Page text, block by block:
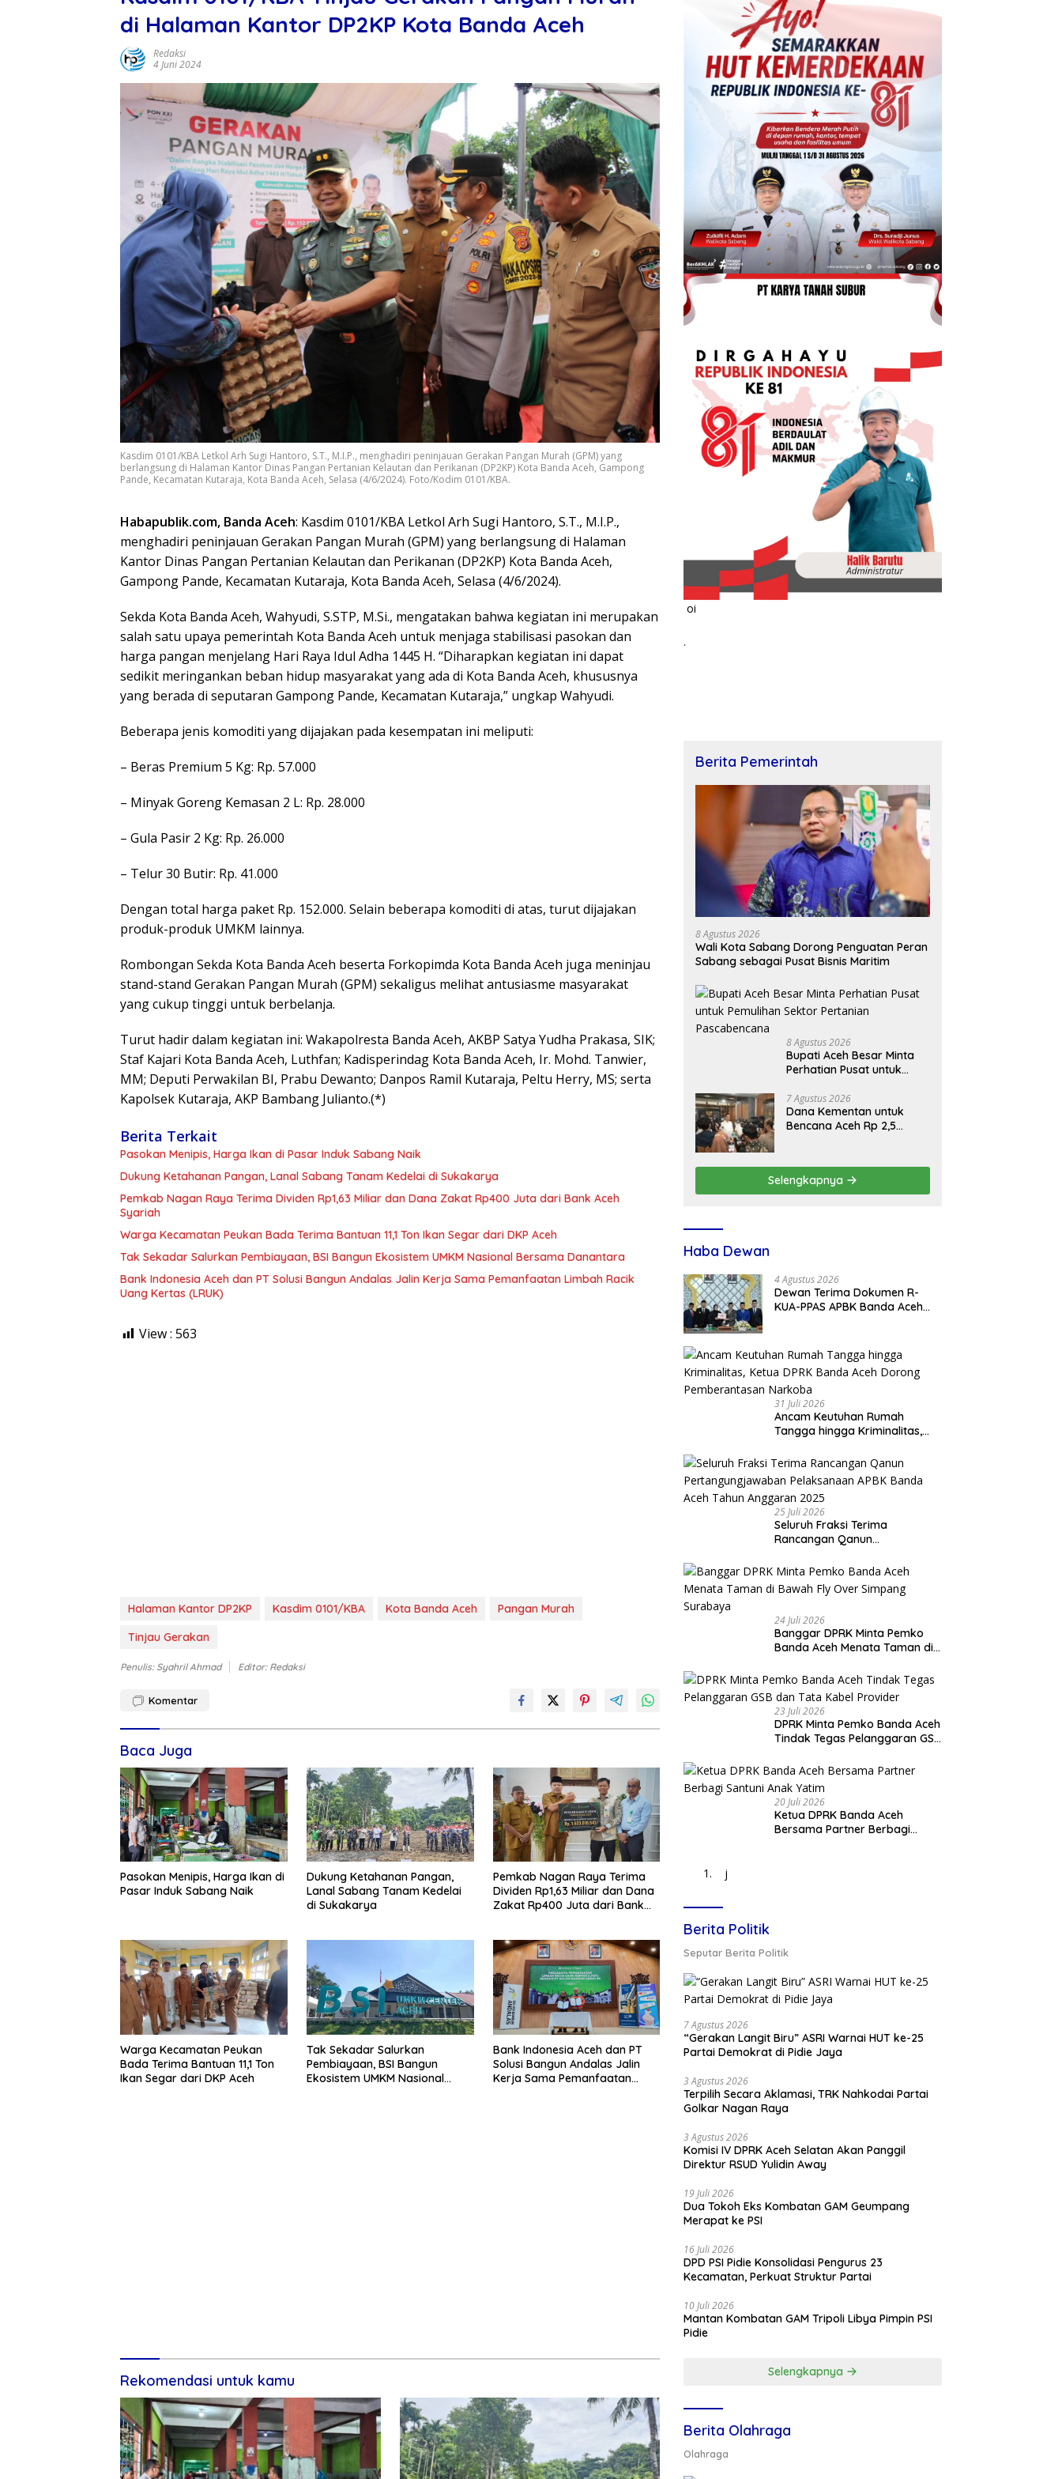
di Halaman Kantor DP2KP Kota Banda Aceh
Redaksi
4 Juni 2024
Kasdim 0101/KBA Letkol Arh Sugi Hantoro, S.T., M.I.P., menghadiri peninjauan Gerakan Pangan Murah (GPM) yang
berlangsung di Halaman Kantor Dinas Pangan Pertanian Kelautan dan Perikanan (DP2KP) Kota Banda Aceh, Gampong
Pande, Kecamatan Kutaraja, Kota Banda Aceh, Selasa (4/6/2024). Foto/Kodim 0101/KBA.
Habapublik.com, Banda Aceh: Kasdim 0101/KBA Letkol Arh Sugi Hantoro, S.T., M.I.P.,
menghadiri peninjauan Gerakan Pangan Murah (GPM) yang berlangsung di Halaman
Kantor Dinas Pangan Pertanian Kelautan dan Perikanan (DP2KP) Kota Banda Aceh,
Gampong Pande, Kecamatan Kutaraja, Kota Banda Aceh, Selasa (4/6/2024).
Sekda Kota Banda Aceh, Wahyudi, S.STP, M.Si., mengatakan bahwa kegiatan ini merupakan
salah satu upaya pemerintah Kota Banda Aceh untuk menjaga stabilisasi pasokan dan
harga pangan menjelang Hari Raya Idul Adha 1445 H. “Diharapkan kegiatan ini dapat
sedikit meringankan beban hidup masyarakat yang ada di Kota Banda Aceh, khususnya
yang berada di seputaran Gampong Pande, Kecamatan Kutaraja,” ungkap Wahyudi.
Beberapa jenis komoditi yang dijajakan pada kesempatan ini meliputi:
– Beras Premium 5 Kg: Rp. 57.000
– Minyak Goreng Kemasan 2 L: Rp. 28.000
– Gula Pasir 2 Kg: Rp. 26.000
– Telur 30 Butir: Rp. 41.000
Dengan total harga paket Rp. 152.000. Selain beberapa komoditi di atas, turut dijajakan
produk-produk UMKM lainnya.
Rombongan Sekda Kota Banda Aceh beserta Forkopimda Kota Banda Aceh juga meninjau
stand-stand Gerakan Pangan Murah (GPM) sekaligus melihat antusiasme masyarakat
yang cukup tinggi untuk berbelanja.
Turut hadir dalam kegiatan ini: Wakapolresta Banda Aceh, AKBP Satya Yudha Prakasa, SIK;
Staf Kajari Kota Banda Aceh, Luthfan; Kadisperindag Kota Banda Aceh, Ir. Mohd. Tanwier,
MM; Deputi Perwakilan BI, Prabu Dewanto; Danpos Ramil Kutaraja, Peltu Herry, MS; serta
Kapolsek Kutaraja, AKP Bambang Julianto.(*)
Berita Terkait
Pasokan Menipis, Harga Ikan di Pasar Induk Sabang Naik
Dukung Ketahanan Pangan, Lanal Sabang Tanam Kedelai di Sukakarya
Pemkab Nagan Raya Terima Dividen Rp1,63 Miliar dan Dana Zakat Rp400 Juta dari Bank Aceh
Syariah
Warga Kecamatan Peukan Bada Terima Bantuan 11,1 Ton Ikan Segar dari DKP Aceh
Tak Sekadar Salurkan Pembiayaan, BSI Bangun Ekosistem UMKM Nasional Bersama Danantara
Bank Indonesia Aceh dan PT Solusi Bangun Andalas Jalin Kerja Sama Pemanfaatan Limbah Racik
Uang Kertas (LRUK)
View : 563
Halaman Kantor DP2KP Kasdim 0101/KBA Kota Banda Aceh
Pangan Murah
Tinjau Gerakan
Penulis: Syahril Ahmad Editor: Redaksi
Komentar
Baca Juga
Pasokan Menipis, Harga Ikan di
Pasar Induk Sabang Naik
Dukung Ketahanan Pangan,
Lanal Sabang Tanam Kedelai
di Sukakarya
Pemkab Nagan Raya Terima
Dividen Rp1,63 Miliar dan Dana
Zakat Rp400 Juta dari Bank
Warga Kecamatan Peukan
Bada Terima Bantuan 11,1 Ton
Ikan Segar dari DKP Aceh
Tak Sekadar Salurkan
Pembiayaan, BSI Bangun
Ekosistem UMKM Nasional
Bank Indonesia Aceh dan PT
Solusi Bangun Andalas Jalin
Kerja Sama Pemanfaatan
Rekomendasi untuk kamu
oi
.
Berita Pemerintah
8 Agustus 2026
Wali Kota Sabang Dorong Penguatan Peran
Sabang sebagai Pusat Bisnis Maritim
8 Agustus 2026
Bupati Aceh Besar Minta
Perhatian Pusat untuk
Pertanian Pascabencana
7 Agustus 2026
Dana Kementan untuk
Bencana Aceh Rp 2,5
Selengkapnya
Haba Dewan
4 Agustus 2026
Dewan Terima Dokumen R-
KUA-PPAS APBK Banda Aceh
31 Juli 2026
Ancam Keutuhan Rumah
Tangga hingga Kriminalitas,
Dorong Pemberantasan
Narkoba
25 Juli 2026
Seluruh Fraksi Terima
Rancangan Qanun
Pelaksanaan APBK Banda Aceh
Tahun Anggaran 2025
24 Juli 2026
Banggar DPRK Minta Pemko
Banda Aceh Menata Taman di
Surabaya
23 Juli 2026
DPRK Minta Pemko Banda Aceh
Tindak Tegas Pelanggaran GSB
20 Juli 2026
Ketua DPRK Banda Aceh
Bersama Partner Berbagi
j
Berita Politik
Seputar Berita Politik
7 Agustus 2026
“Gerakan Langit Biru” ASRI Warnai HUT ke-25
Partai Demokrat di Pidie Jaya
3 Agustus 2026
Terpilih Secara Aklamasi, TRK Nahkodai Partai
Golkar Nagan Raya
3 Agustus 2026
Komisi IV DPRK Aceh Selatan Akan Panggil
Direktur RSUD Yulidin Away
19 Juli 2026
Dua Tokoh Eks Kombatan GAM Geumpang
Merapat ke PSI
16 Juli 2026
DPD PSI Pidie Konsolidasi Pengurus 23
Kecamatan, Perkuat Struktur Partai
10 Juli 2026
Mantan Kombatan GAM Tripoli Libya Pimpin PSI
Pidie
Selengkapnya
Berita Olahraga
Olahraga